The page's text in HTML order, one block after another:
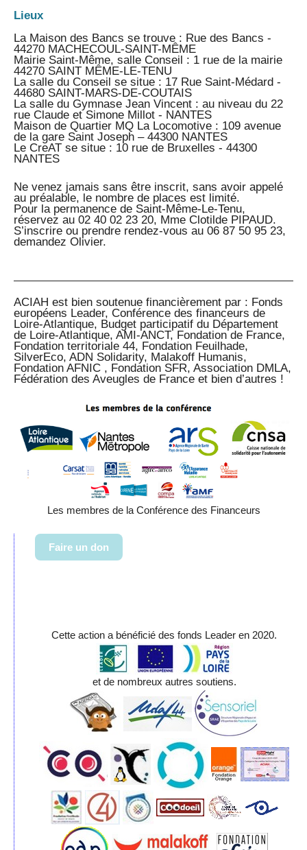
Lieux
La Maison des Bancs se trouve : Rue des Bancs -
44270 MACHECOUL-SAINT-MÊME
Mairie Saint-Même, salle Conseil : 1 rue de la mairie
44270 SAINT MÊME-LE-TENU
La salle du Conseil se situe : 17 Rue Saint-Médard -
44680 SAINT-MARS-DE-COUTAIS
La salle du Gymnase Jean Vincent : au niveau du 22
rue Claude et Simone Millot - NANTES
Maison de Quartier MQ La Locomotive : 109 avenue
de la gare Saint Joseph – 44300 NANTES
Le CreAT se situe : 10 rue de Bruxelles - 44300
NANTES
Ne venez jamais sans être inscrit, sans avoir appelé
au préalable, le nombre de places est limité.
Pour la permanence de Saint-Même-Le-Tenu,
réservez au 02 40 02 23 20, Mme Clotilde PIPAUD.
S’inscrire ou prendre rendez-vous au 06 87 50 95 23,
demandez Olivier.
ACIAH est bien soutenue financièrement par : Fonds
européens Leader, Conférence des financeurs de
Loire-Atlantique, Budget participatif du Département
de Loire-Atlantique, AMI-ANCT, Fondation de France,
Fondation territoriale 44, Fondation Feuilhade,
SilverEco, ADN Solidarity, Malakoff Humanis,
Fondation AFNIC , Fondation SFR, Association DMLA,
Fédération des Aveugles de France et bien d’autres !
Les membres de la Conférence des Financeurs
Faire un don
Cette action a bénéficié des fonds Leader en 2020.
et de nombreux autres soutiens.